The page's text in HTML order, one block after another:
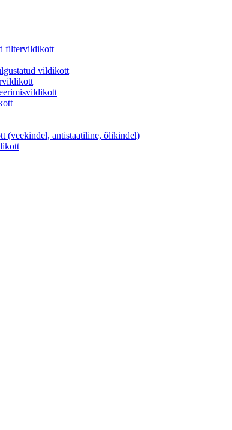
filtervildikott
vildikott
(veekindel, antistaatiline, õlikindel)